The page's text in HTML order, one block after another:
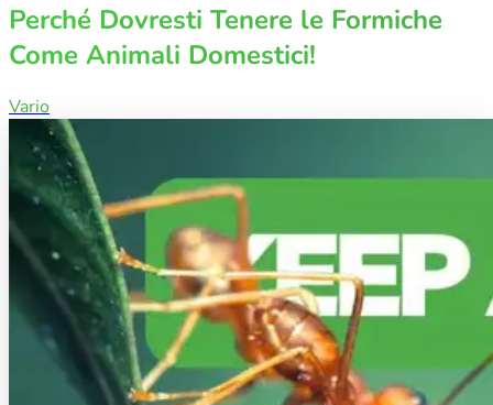
Perché Dovresti Tenere le Formiche
Come Animali Domestici!
Vario